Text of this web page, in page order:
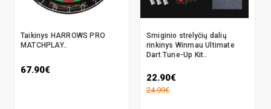
Taikinys HARROWS PRO
MATCHPLAY..
67.90€
Smiginio strėlyčių dalių
rinkinys Winmau Ultimate
Dart Tune-Up Kit..
22.90€
24.99€